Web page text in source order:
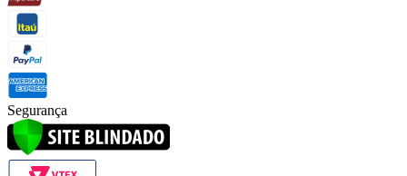
Segurança